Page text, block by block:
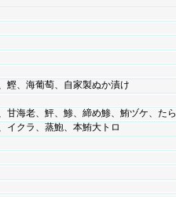
、海葡萄、自家製ぬか漬け
海老、鮃、鯵、締め鯵、鮪ヅケ、たら
イクラ、蒸鮑、本鮪大トロ